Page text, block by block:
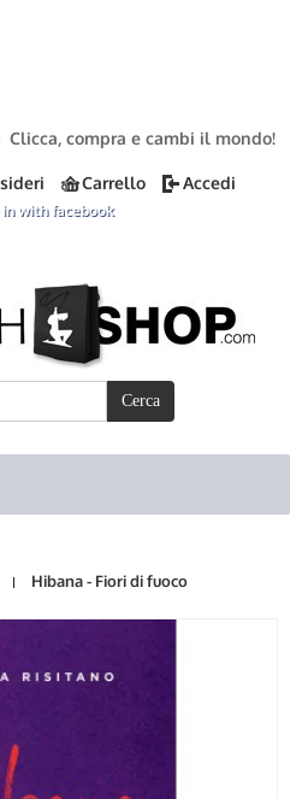
Clicca, compra e cambi il mondo!
Carrello Accedi
in with facebook
Hibana - Fiori di fuoco